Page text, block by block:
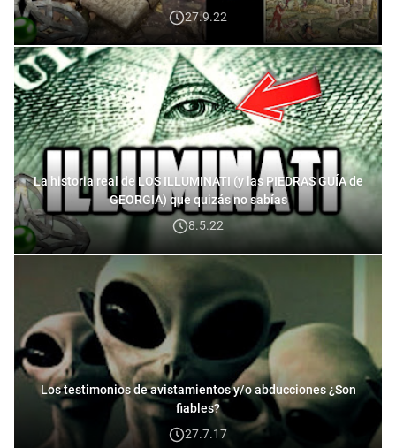
27.9.22
La historia real de LOS ILLUMINATI (y las PIEDRAS GUÍA de
GEORGIA) que quizás no sabías
8.5.22
Los testimonios de avistamientos y/o abducciones ¿Son
fiables?
27.7.17